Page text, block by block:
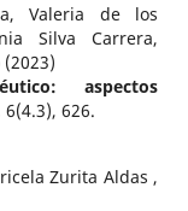
Valeria de los
Silva Carrera,
aspectos
6(4.3), 626.
Zurita Aldas ,